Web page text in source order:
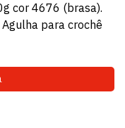
cor 4676 (brasa).
para crochê